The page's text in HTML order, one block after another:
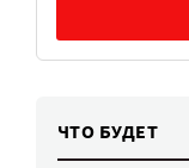
ЧТО БУДЕТ